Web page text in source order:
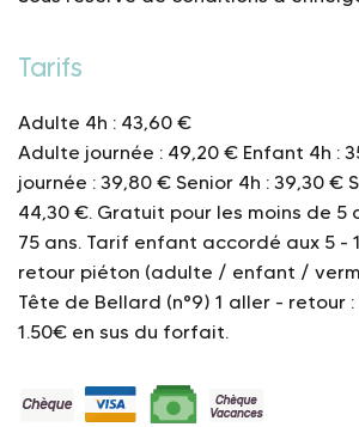
Tarifs
Adulte 4h : 43,60 €
Adulte journée : 49,20 € Enfant 4h :
journée : 39,80 € Senior 4h : 39,30 €
44,30 €. Gratuit pour les moins de 5
75 ans. Tarif enfant accordé aux 5 -
retour piéton (adulte / enfant /
Tête de Bellard (n°9) 1 aller - retour :
1.50€ en sus du forfait.